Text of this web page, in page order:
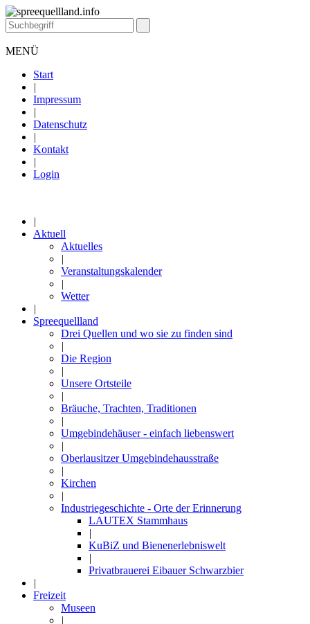
MENÜ
Start
|
Impressum
|
Datenschutz
|
Kontakt
|
Login
|
Aktuell
Aktuelles
|
Veranstaltungskalender
|
Wetter
|
Spreequellland
Drei Quellen und wo sie zu finden sind
|
Die Region
|
Unsere Ortsteile
|
Bräuche, Trachten, Traditionen
|
Umgebindehäuser - einfach liebenswert
|
Oberlausitzer Umgebindehausstraße
|
Kirchen
|
Industriegeschichte - Orte der Erinnerung
LAUTEX Stammhaus
|
KuBiZ und Bienenerlebniswelt
|
Privatbrauerei Eibauer Schwarzbier
|
Freizeit
Museen
|